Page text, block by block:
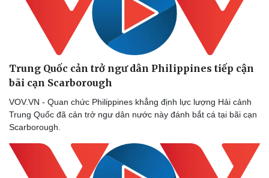
Trung Quốc cản trở ngư dân Philippines tiếp cận
bãi cạn Scarborough
VOV.VN - Quan chức Philippines khẳng định lực lượng Hải cảnh
Trung Quốc đã cản trở ngư dân nước này đánh bắt cá tại bãi cạn
Scarborough.